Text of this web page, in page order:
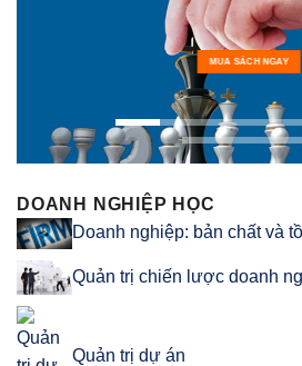
MUA SÁCH NGAY
DOANH NGHIỆP HỌC
Doanh nghiệp: bản chất và
Quản trị chiến lược doanh
Quản trị dự án